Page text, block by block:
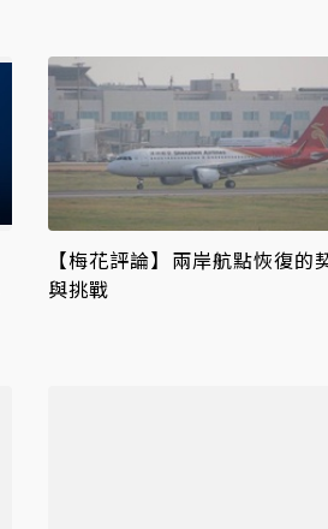
【梅花評論】兩岸航點恢復的
與挑戰